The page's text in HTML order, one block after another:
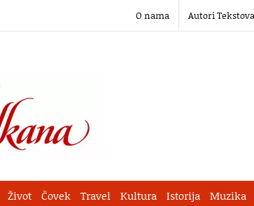
O nama Autori Tekstova
Život Čovek Travel Kultura Istorija Muzika